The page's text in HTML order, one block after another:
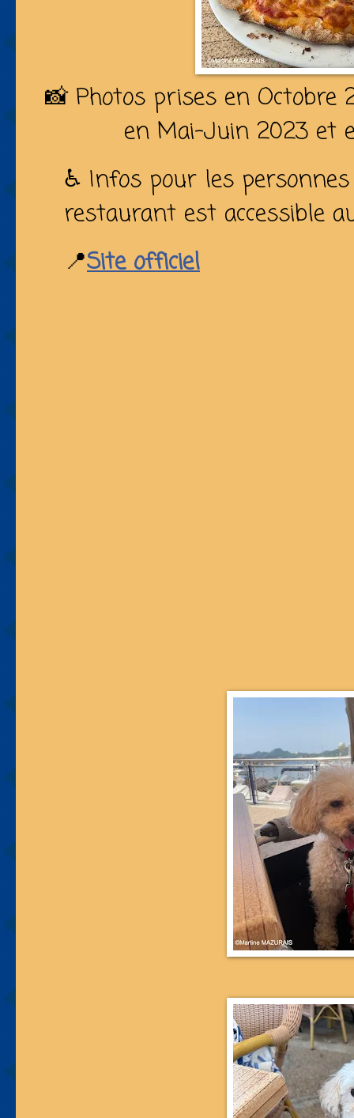
📸 Photos prises en Octobre
en Mai-Juin 2023 et
♿ Infos pour les
restaurant est accessible
📍Site officiel